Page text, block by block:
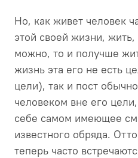
Но, как живет человек
этой своей жизни,
можно, то и получше
жизнь эта его не есть
цели), так и пост
человеком вне его
себе самом имеющее
известного обряда.
теперь часто